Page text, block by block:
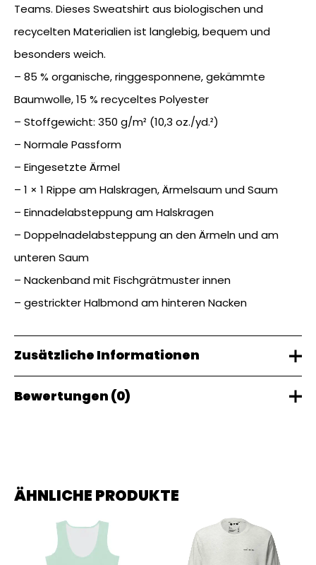
Teams. Dieses Sweatshirt aus biologischen und
recycelten Materialien ist langlebig, bequem und
besonders weich.
– 85 % organische, ringgesponnene, gekämmte
Baumwolle, 15 % recyceltes Polyester
– Stoffgewicht: 350 g/m² (10,3 oz./yd.²)
– Normale Passform
– Eingesetzte Ärmel
– 1 × 1 Rippe am Halskragen, Ärmelsaum und Saum
– Einnadelabsteppung am Halskragen
– Doppelnadelabsteppung an den Ärmeln und am
unteren Saum
– Nackenband mit Fischgrätmuster innen
– gestrickter Halbmond am hinteren Nacken
Zusätzliche Informationen
Gewicht
Bewertungen (0)
Schreibe die erste Bewertung für „TEL
Worldwide Sweater“
Du musst angemeldet
sein, um eine Bewertung
ÄHNLICHE PRODUKTE